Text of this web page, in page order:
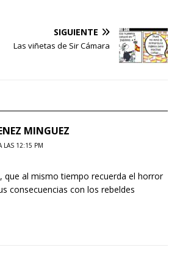
SIGUIENTE
Las viñetas de Sir Cámara
MINGUEZ
12:15 PM
que al mismo tiempo recuerda el horror
consecuencias con los rebeldes